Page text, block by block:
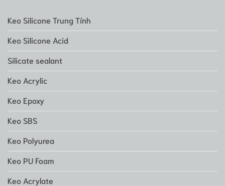
Keo Silicone Trung Tính
Keo Silicone Acid
Silicate sealant
Keo Acrylic
Keo Epoxy
Keo SBS
Keo Polyurea
Keo PU Foam
Keo Acrylate